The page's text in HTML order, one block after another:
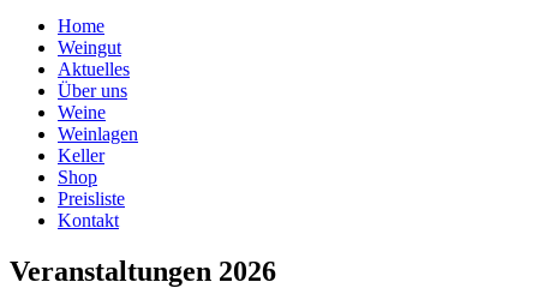
Home
Weingut
Aktuelles
Über uns
Weine
Weinlagen
Keller
Shop
Preisliste
Kontakt
Veranstaltungen 2026